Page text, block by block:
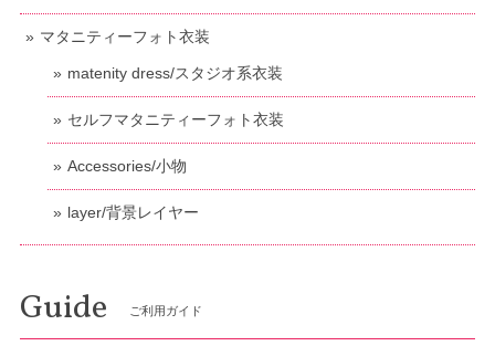
マタニティーフォト衣装
matenity dress/スタジオ系衣装
セルフマタニティーフォト衣装
Accessories/小物
layer/背景レイヤー
Guide ご利用ガイド